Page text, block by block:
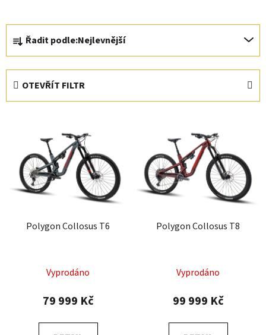
Ř
a
z
u
Řadit podle:Nejlevnější
OTEVŘÍT FILTR
Polygon Collosus T6
Vyprodáno
79 999 Kč
Polygon Collosus T8
Vyprodáno
99 999 Kč